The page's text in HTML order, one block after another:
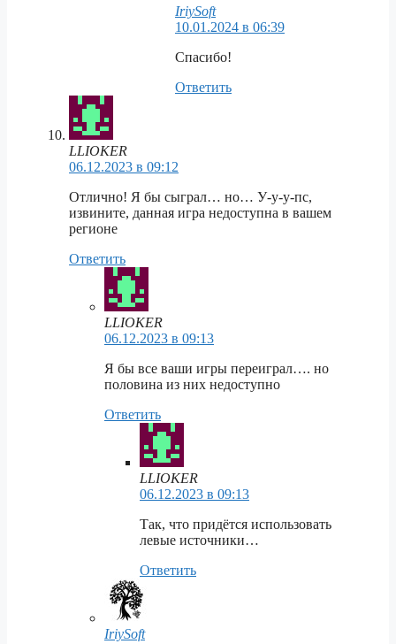
IriySoft
10.01.2024 в 06:39
Спасибо!
Ответить
LLIOKER
06.12.2023 в 09:12
Отлично! Я бы сыграл… но… У-у-у-пс,
извините, данная игра недоступна в вашем
регионе
Ответить
LLIOKER
06.12.2023 в 09:13
Я бы все ваши игры переиграл…. но
половина из них недоступно
Ответить
LLIOKER
06.12.2023 в 09:13
Так, что придётся использовать
левые источники…
Ответить
IriySoft